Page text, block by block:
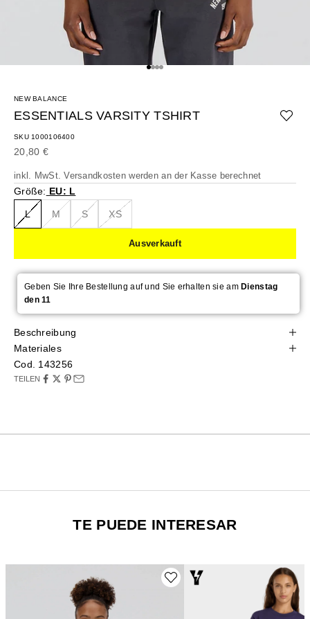
Gehe zu Element 1
Gehe zu Element 2
Gehe zu Element 3
Gehe zu Element 4
NEW BALANCE
ESSENTIALS VARSITY TSHIRT
SKU 1000106400
Angebot
20,80 €
inkl. MwSt.Versandkosten werden an der Kasse berechnet
Größe: EU: L
L M S XS
Ausverkauft
Geben Sie Ihre Bestellung auf und Sie erhalten sie amDienstag
den 11
Beschreibung
Materiales
Cod. 143256
TEILEN
TE PUEDE INTERESAR